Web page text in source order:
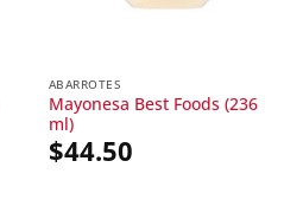
ABARROTES
Mayonesa Best Foods (236
ml)
$44.50